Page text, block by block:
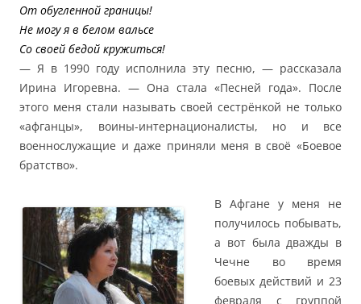
От обугленной границы!
Не могу я в белом вальсе
Со своей бедой кружиться!
— Я в 1990 году исполнила эту песню, — рассказала
Ирина Игоревна. — Она стала «Песней года». После
этого меня стали называть своей сестрёнкой не только
«афганцы», воины-интернационалисты, но и все
военнослужащие и даже приняли меня в своё «Боевое
братство».
В Афгане у меня не
получилось побывать,
а вот была дважды в
Чечне во время
боевых действий и 23
февраля с группой